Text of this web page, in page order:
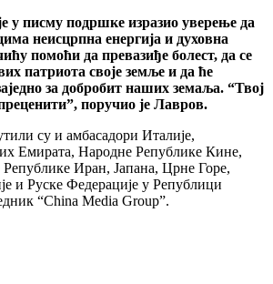
у писму подршке изразио уверење да
неисцрпна енергија и духовна
помоћи да превазиђе болест, да се
патриота своје земље и да ће
за добробит наших земаља. “Твој
поручио је Лавров.
су и амбасадори Италије,
Емирата, Народне Републике Кине,
Иран, Јапана, Црне Горе,
и Руске Федерације у Републици
“China Media Group”.